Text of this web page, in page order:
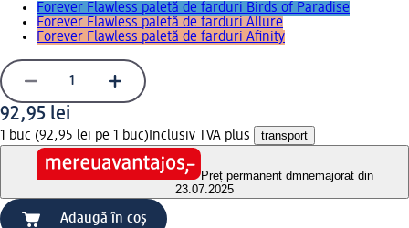
Forever Flawless paletă de farduri Birds of Paradise
Forever Flawless paletă de farduri Allure
Forever Flawless paletă de farduri Afinity
92,95 lei
1 buc (92,95 lei pe 1 buc) Inclusiv TVA plus transport
Preț permanent dmnemajorat din
23.07.2025
Adaugă în coș